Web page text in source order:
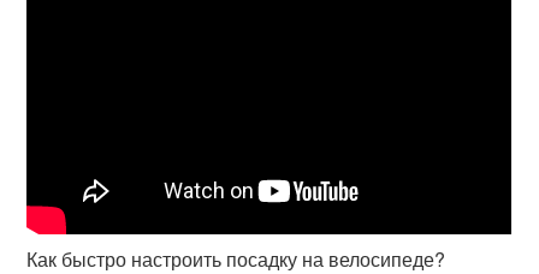
Как быстро настроить посадку на велосипеде?